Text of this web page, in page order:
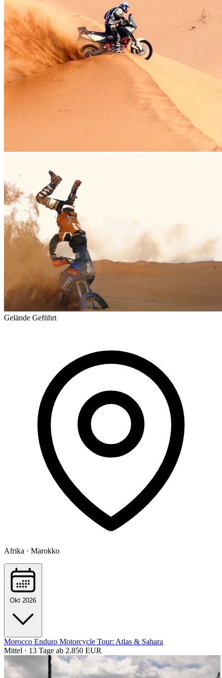
Gelände Geführt
Afrika · Marokko
Okt 2026
Morocco Enduro Motorcycle Tour: Atlas & Sahara
Mittel · 13 Tage ab 2.850 EUR